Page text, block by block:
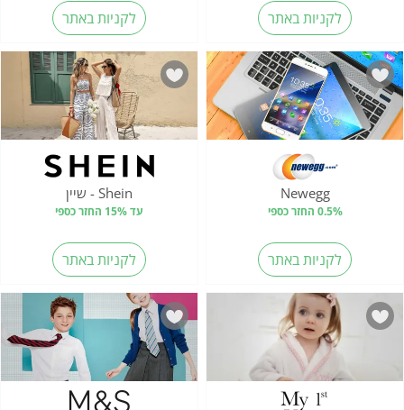
לקניות באתר לקניות באתר
Newegg
0.5% החזר כספי
לקניות באתר
Shein - שיין
עד 15% החזר כספי
לקניות באתר